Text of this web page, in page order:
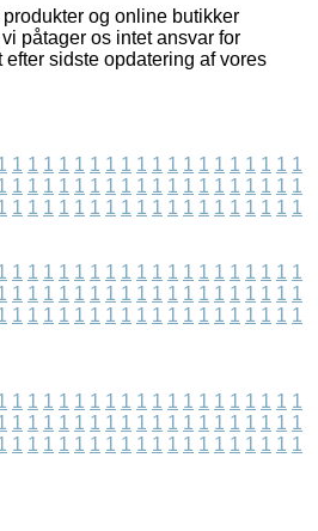
og online butikker
påtager os intet ansvar for
efter sidste opdatering af vores
1 1 1 1 1 1 1 1 1 1 1 1 1 1 1 1 1 1 1
1 1 1 1 1 1 1 1 1 1 1 1 1 1 1 1 1 1 1
1 1 1 1 1 1 1 1 1 1 1 1 1 1 1 1 1 1 1
1 1 1 1 1 1 1 1 1 1 1 1 1 1 1 1 1 1 1
1 1 1 1 1 1 1 1 1 1 1 1 1 1 1 1 1 1 1
1 1 1 1 1 1 1 1 1 1 1 1 1 1 1 1 1 1 1
1 1 1 1 1 1 1 1 1 1 1 1 1 1 1 1 1 1 1
1 1 1 1 1 1 1 1 1 1 1 1 1 1 1 1 1 1 1
1 1 1 1 1 1 1 1 1 1 1 1 1 1 1 1 1 1 1